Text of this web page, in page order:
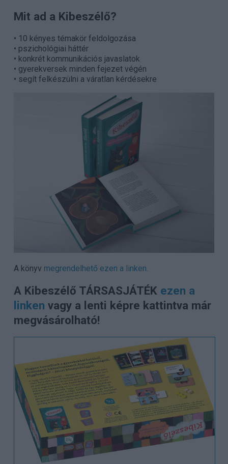
Mit ad a Kibeszélő?
• 10 kényes témakör feldolgozása
• pszichológiai háttér
• konkrét kommunikációs javaslatok
• gyerekversek minden fejezet végén
• segít felkészülni a váratlan kérdésekre
A könyv megrendelhető ezen a linken.
A Kibeszélő TÁRSASJÁTÉK ezen a
linken vagy a lenti képre kattintva már
megvásárolható!